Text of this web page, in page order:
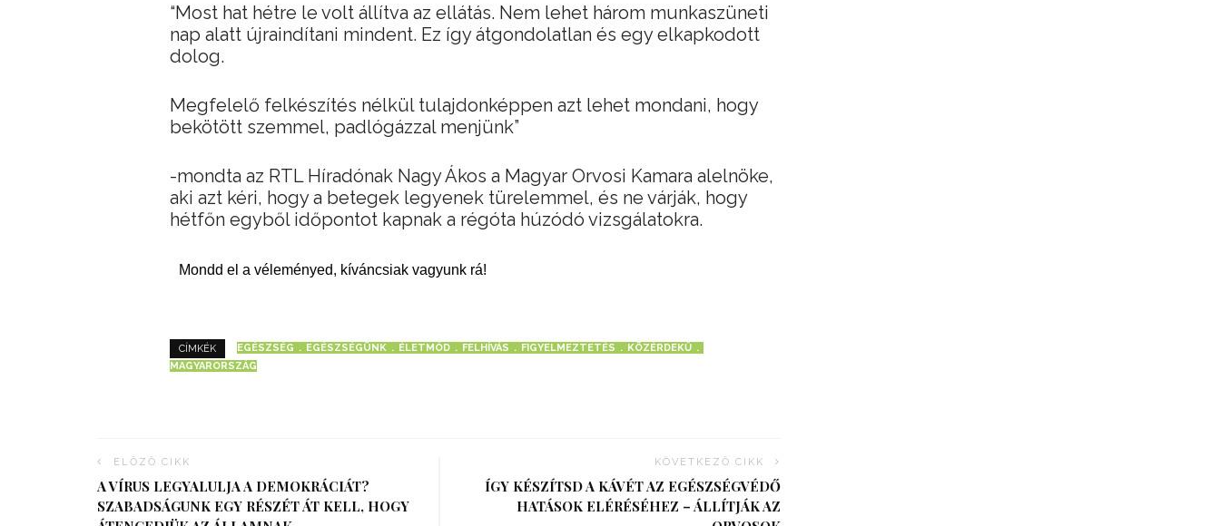
“Most hat hétre le volt állítva az ellátás. Nem lehet három munkaszüneti
nap alatt újraindítani mindent. Ez így átgondolatlan és egy elkapkodott
dolog.
Megfelelő felkészítés nélkül tulajdonképpen azt lehet mondani, hogy
bekötött szemmel, padlógázzal menjünk”
-mondta az RTL Híradónak Nagy Ákos a Magyar Orvosi Kamara alelnöke,
aki azt kéri, hogy a betegek legyenek türelemmel, és ne várják, hogy
hétfőn egyből időpontot kapnak a régóta húzódó vizsgálatokra.
Mondd el a véleményed, kíváncsiak vagyunk rá!
CÍMKÉK EGÉSZSÉG EGÉSZSÉGÜNK ÉLETMÓD FELHÍVÁS FIGYELMEZTETÉS
KÖZÉRDEKŰ
MAGYARORSZÁG
ELŐZŐ CIKK
A VÍRUS LEGYALULJA A DEMOKRÁCIÁT?
SZABADSÁGUNK EGY RÉSZÉT ÁT KELL, HOGY
KÖVETKEZŐ CIKK
ÍGY KÉSZÍTSD A KÁVÉT AZ EGÉSZSÉGVÉDŐ
HATÁSOK ELÉRÉSÉHEZ – ÁLLÍTJÁK AZ